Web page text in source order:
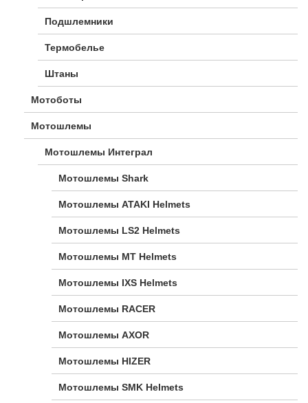
Подшлемники
Термобелье
Штаны
Мотоботы
Мотошлемы
Мотошлемы Интеграл
Мотошлемы Shark
Мотошлемы ATAKI Helmets
Мотошлемы LS2 Helmets
Мотошлемы MT Helmets
Мотошлемы IXS Helmets
Мотошлемы RACER
Мотошлемы AXOR
Мотошлемы HIZER
Мотошлемы SMK Helmets